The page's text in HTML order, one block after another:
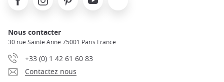
Nous contacter
30 rue Sainte Anne 75001 Paris France
+33 (0) 1 42 61 60 83
Contactez nous